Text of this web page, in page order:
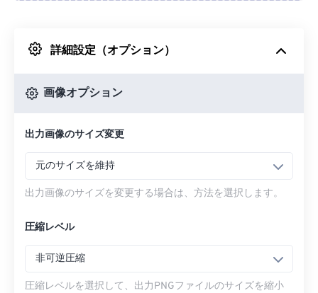
Googleドライブから
URLから
詳細設定（オプション）
画像オプション
出力画像のサイズ変更
元のサイズを維持
出力画像のサイズを変更する場合は、方法を選択します。
圧縮レベル
非可逆圧縮
圧縮レベルを選択して、出力PNGファイルのサイズを縮小